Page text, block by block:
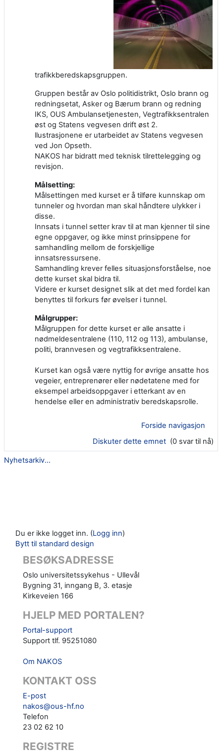
trafikkberedskapsgruppen.
Gruppen består av Oslo politidistrikt, Oslo brann og
redningsetat, Asker og Bærum brann og redning
IKS, OUS Ambulansetjenesten, Vegtrafikksentralen
øst og Statens vegvesen drift øst 2.
llustrasjonene er utarbeidet av Statens vegvesen
ved Jon Opseth.
NAKOS har bidratt med teknisk tilrettelegging og
revisjon.
Målsetting:
Målsettingen med kurset er å tilføre kunnskap om
tunneler og hvordan man skal håndtere ulykker i
disse.
Innsats i tunnel setter krav til at man kjenner til sine
egne oppgaver, og ikke minst prinsippene for
samhandling mellom de forskjellige
innsatsressursene.
Samhandling krever felles situasjonsforståelse, noe
dette kurset skal bidra til.
Videre er kurset designet slik at det med fordel kan
benyttes til forkurs før øvelser i tunnel.
Målgrupper:
Målgruppen for dette kurset er alle ansatte i
nødmeldesentralene (110, 112 og 113), ambulanse,
politi, brannvesen og vegtrafikksentralene.
Kurset kan også være nyttig for øvrige ansatte hos
vegeier, entreprenører eller nødetatene med for
eksempel arbeidsoppgaver i etterkant av en
hendelse eller en administrativ beredskapsrolle.
Forside navigasjon
Diskuter dette emnet (0 svar til nå)
Nyhetsarkiv...
Du er ikke logget inn. (Logg inn)
Bytt til standard design
BESØKSADRESSE
Oslo universitetssykehus - Ullevål
Bygning 31, inngang B, 3. etasje
Kirkeveien 166
HJELP MED PORTALEN?
Portal-support
Support tlf. 95251080
Om NAKOS
KONTAKT OSS
E-post
nakos@ous-hf.no
Telefon
23 02 62 10
REGISTRE